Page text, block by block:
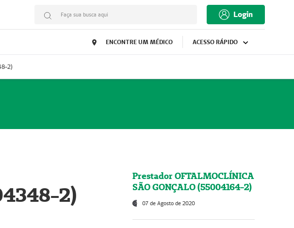
Faça sua busca aqui Login
ENCONTRE UM MÉDICO ACESSO RÁPIDO
2)
2)
Prestador OFTALMOCLÍNICA
SÃO GONÇALO (55004164-2)
07 de Agosto de 2020